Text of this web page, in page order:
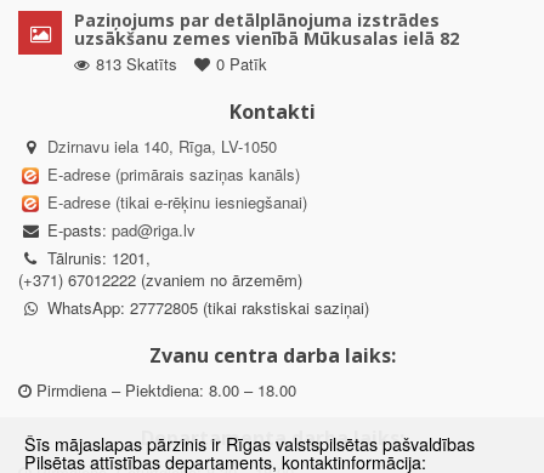
Paziņojums par detālplānojuma izstrādes
uzsākšanu zemes vienībā Mūkusalas ielā 82
813 Skatīts
0 Patīk
Kontakti
Dzirnavu iela 140, Rīga, LV-1050
E-adrese (primārais saziņas kanāls)
E-adrese (tikai e-rēķinu iesniegšanai)
E-pasts: pad@riga.lv
Tālrunis: 1201,
(+371) 67012222 (zvaniem no ārzemēm)
WhatsApp: 27772805 (tikai rakstiskai saziņai)
Zvanu centra darba laiks:
Pirmdiena – Piektdiena: 8.00 – 18.00
Departamenta darba laiks:
Šīs mājaslapas pārzinis ir Rīgas valstspilsētas pašvaldības
Pilsētas attīstības departaments, kontaktinformācija: